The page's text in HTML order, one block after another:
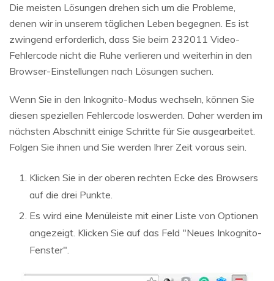
Die meisten Lösungen drehen sich um die Probleme,
denen wir in unserem täglichen Leben begegnen. Es ist
zwingend erforderlich, dass Sie beim 232011 Video-
Fehlercode nicht die Ruhe verlieren und weiterhin in den
Browser-Einstellungen nach Lösungen suchen.
Wenn Sie in den Inkognito-Modus wechseln, können Sie
diesen speziellen Fehlercode loswerden. Daher werden im
nächsten Abschnitt einige Schritte für Sie ausgearbeitet.
Folgen Sie ihnen und Sie werden Ihrer Zeit voraus sein.
Klicken Sie in der oberen rechten Ecke des Browsers
auf die drei Punkte.
Es wird eine Menüleiste mit einer Liste von Optionen
angezeigt. Klicken Sie auf das Feld "Neues Inkognito-
Fenster".